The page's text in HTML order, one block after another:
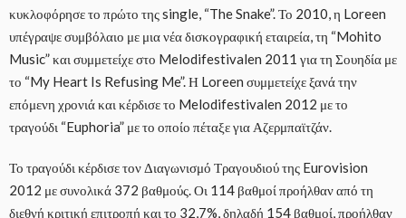
κυκλοφόρησε το πρώτο της single, “The Snake”. Το 2010, η Loreen
υπέγραψε συμβόλαιο με μια νέα δισκογραφική εταιρεία, τη “Mohito
Music” και συμμετείχε στο Melodifestivalen 2011 για τη Σουηδία με
το “My Heart Is Refusing Me”. Η Loreen συμμετείχε ξανά την
επόμενη χρονιά και κέρδισε το Melodifestivalen 2012 με το
τραγούδι “Euphoria” με το οποίο πέταξε για Αζερμπαϊτζάν.
Το τραγούδι κέρδισε τον Διαγωνισμό Τραγουδιού της Eurovision
2012 με συνολικά 372 βαθμούς. Οι 114 βαθμοί προήλθαν από τη
διεθνή κριτική επιτροπή και το 32,7%, δηλαδή 154 βαθμοί, προήλθαν